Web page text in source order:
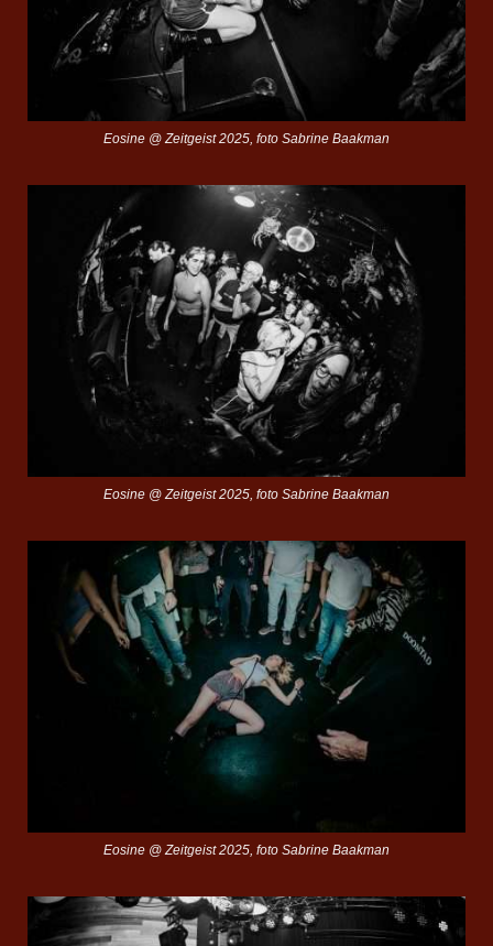
Eosine @ Zeitgeist 2025, foto Sabrine Baakman
Eosine @ Zeitgeist 2025, foto Sabrine Baakman
Eosine @ Zeitgeist 2025, foto Sabrine Baakman